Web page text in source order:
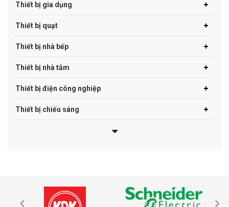
Thiết bị gia dụng
Thiết bị quạt
Thiết bị nhà bếp
Thiết bị nhà tắm
Thiết bị điện công nghiệp
Thiết bị chiếu sáng